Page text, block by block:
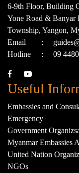
6-9th Floor, Building
Yone Road & Banyar
Township, Yangon,
Email
:
Hotline
: 09
Useful
Embassies and
Emergency
Government
Myanmar Embassies
United Nation
NGOs